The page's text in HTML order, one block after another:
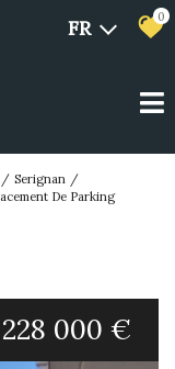
FR 0
Serignan
De Parking
228 000 €